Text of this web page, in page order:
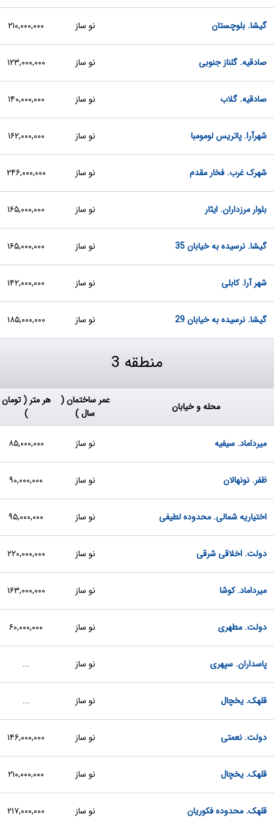
گیشا. بلوچستان نو ساز ۲۱۰,۰۰۰,۰۰۰
صادقیه. گلناز جنوبی نو ساز ۱۲۳,۰۰۰,۰۰۰
صادقیه. گلاب نو ساز ۱۴۰,۰۰۰,۰۰۰
شهرآرا. پاتریس لومومبا نو ساز ۱۶۲,۰۰۰,۰۰۰
شهرک غرب. فخار مقدم نو ساز ۲۴۶,۰۰۰,۰۰۰
بلوار مرزداران. ایثار نو ساز ۱۶۵,۰۰۰,۰۰۰
گیشا. نرسیده به خیابان 35 نو ساز ۱۶۵,۰۰۰,۰۰۰
شهر آرا. کابلی نو ساز ۱۴۲,۰۰۰,۰۰۰
گیشا. نرسیده به خیابان 29 نو ساز ۱۸۵,۰۰۰,۰۰۰
منطقه 3
محله و خیابان
عمر ساختمان (
سال )
هر متر ( تومان
)
میرداماد. سیفیه نو ساز ۸۵,۰۰۰,۰۰۰
ظفر. نونهالان نو ساز ۹۰,۰۰۰,۰۰۰
اختیاریه شمالی. محدوده لطیفی نو ساز ۹۵,۰۰۰,۰۰۰
دولت. اخلاقی شرقی نو ساز ۲۲۰,۰۰۰,۰۰۰
میرداماد. کوشا نو ساز ۱۶۳,۰۰۰,۰۰۰
دولت. مطهری نو ساز ۶۰,۰۰۰,۰۰۰
پاسداران. سپهری نو ساز ...
قلهک. یخچال نو ساز ...
دولت. نعمتی نو ساز ۱۴۶,۰۰۰,۰۰۰
قلهک. یخچال نو ساز ۲۱۰,۰۰۰,۰۰۰
قلهک. محدوده فکوریان نو ساز ۲۱۷,۰۰۰,۰۰۰